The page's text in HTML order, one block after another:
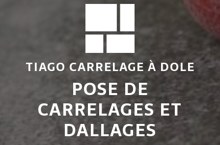
TIAGO CARRELAGE À DOLE
POSE DE
CARRELAGES ET
DALLAGES